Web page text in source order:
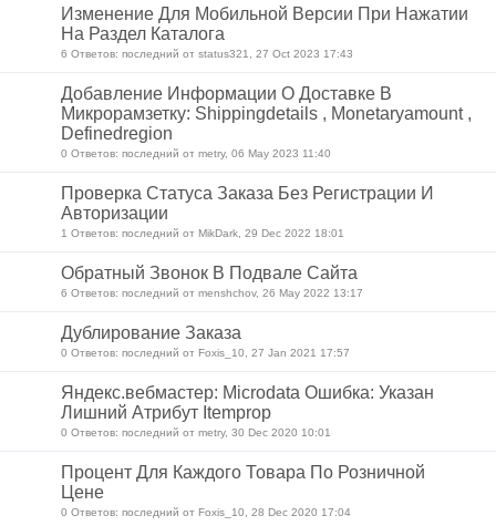
Изменение Для Мобильной Версии При Нажатии
На Раздел Каталога
6 Ответов: последний от status321, 27 Oct 2023 17:43
Добавление Информации О Доставке В
Микрорамзетку: Shippingdetails , Monetaryamount ,
Definedregion
0 Ответов: последний от metry, 06 May 2023 11:40
Проверка Статуса Заказа Без Регистрации И
Авторизации
1 Ответов: последний от MikDark, 29 Dec 2022 18:01
Обратный Звонок В Подвале Сайта
6 Ответов: последний от menshchov, 26 May 2022 13:17
Дублирование Заказа
0 Ответов: последний от Foxis_10, 27 Jan 2021 17:57
Яндекс.вебмастер: Microdata Ошибка: Указан
Лишний Атрибут Itemprop
0 Ответов: последний от metry, 30 Dec 2020 10:01
Процент Для Каждого Товара По Розничной
Цене
0 Ответов: последний от Foxis_10, 28 Dec 2020 17:04